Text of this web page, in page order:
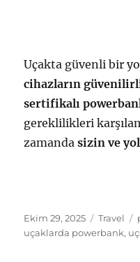
Uçakta güvenli bir
cihazların
sertifikalı
gereklilikleri
zamandasizin ve
Yayın
tarihi
Ekim 29, 2025 Travel
uçaklarda powerbank,